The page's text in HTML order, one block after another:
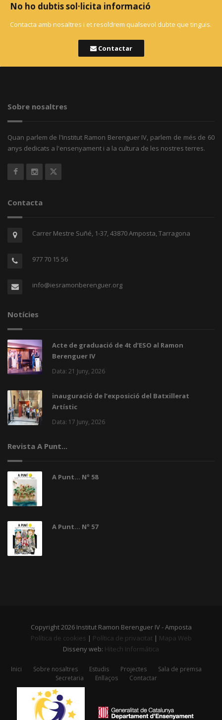
No ho dubtis sol·licita informació
Contacta amb nosaltres i et resoldrem qualsevol dubte que tinguis.
Contactar
Sobre nosaltres
Quan parlem de l'Institut Ramon Berenguer IV, parlem de més de 60
anys dedicats a l'ensenyament i a la cultura de les nostres terres.
Contacta
Carrer Mestre Suñé, 1-37, 43870 Amposta, Tarragona
977 70 15 56
info@iesramonberenguer.org
Notícies
Acte de graduació de 4t d’ESO al Ramon
Berenguer IV
Data: 21 Juny, 2026
inauguració de l’exposició del Batxillerat
Artístic
Data: 17 Juny, 2026
Revista A Punt...
A Punt... Nº 58
A Punt... Nº 57
Copyright 2026 Institut Ramon Berenguer IV - Amposta
Política de cookies | Política de privacitat| Mapa Web
Disseny web: Hitech Informática
Inici Sobre nosaltres Estudis Projectes
Sala de premsa
Secretaria
Enllaços Contactar